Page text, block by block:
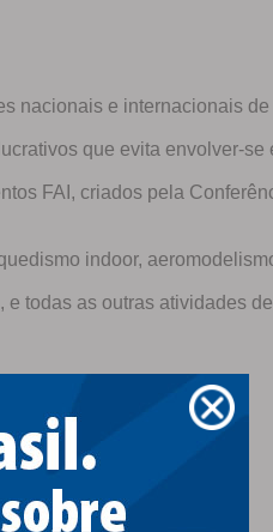
nacionais e internacionais
que evita envolver-
FAI, criados pela
indoor,
todas as outras atividades